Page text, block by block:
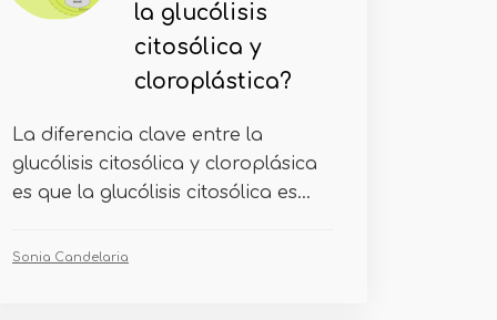
la glucólisis
citosólica y
cloroplástica?
La diferencia clave entre la
glucólisis citosólica y cloroplásica
es que la glucólisis citosólica es...
Sonia Candelaria